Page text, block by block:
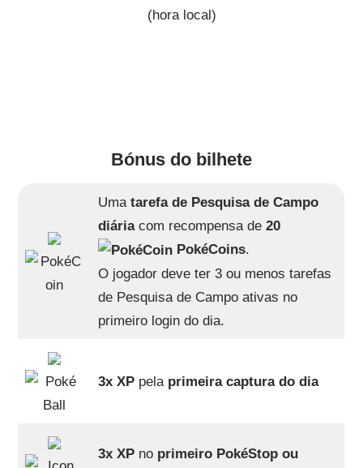
(hora local)
Bónus do bilhete
Umatarefa de Pesquisa de Campo
diáriacom recompensa de20
PokéCoins.
O jogador deve ter 3 ou menos tarefas
de Pesquisa de Campo ativas no
primeiro login do dia.
3x XP pela primeira captura do dia
3x XP no primeiro PokéStop ou